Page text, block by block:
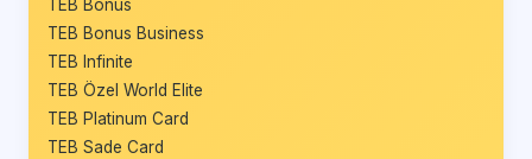
TEB Bonus
TEB Bonus Business
TEB Infinite
TEB Özel World Elite
TEB Platinum Card
TEB Sade Card